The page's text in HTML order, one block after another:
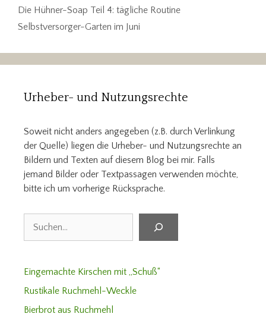
Die Hühner-Soap Teil 4: tägliche Routine
Selbstversorger-Garten im Juni
Urheber- und Nutzungsrechte
Soweit nicht anders angegeben (z.B. durch Verlinkung
der Quelle) liegen die Urheber- und Nutzungsrechte an
Bildern und Texten auf diesem Blog bei mir. Falls
jemand Bilder oder Textpassagen verwenden möchte,
bitte ich um vorherige Rücksprache.
Suchen
Eingemachte Kirschen mit „Schuß“
Rustikale Ruchmehl-Weckle
Bierbrot aus Ruchmehl